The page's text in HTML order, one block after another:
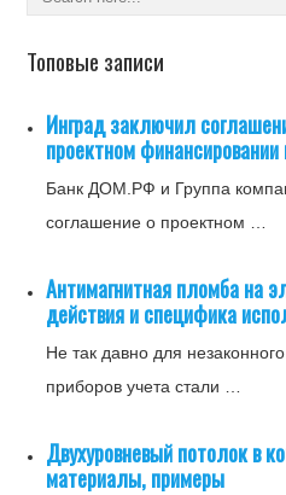
Топовые записи
Инград заключил
проектном
Банк ДОМ.РФ и Группа
соглашение о проектном …
Антимагнитная пломба на
действия и специфика
Не так давно для
приборов учета стали …
Двухуровневый потолок в
материалы, примеры